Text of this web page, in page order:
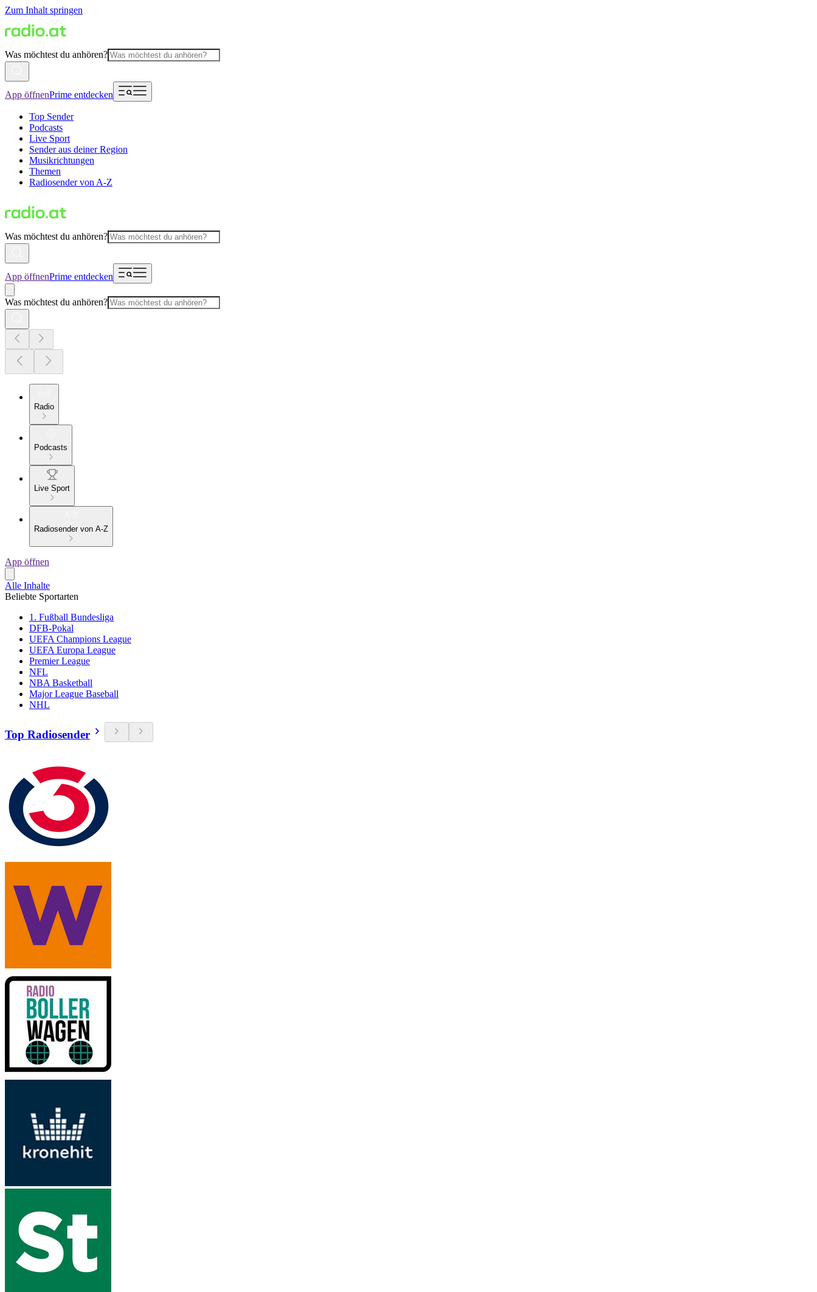
Zum Inhalt springen
Was möchtest du anhören?
App öffnenPrime entdecken
Top Sender
Podcasts
Live Sport
Sender aus deiner Region
Musikrichtungen
Themen
Radiosender von A-Z
Was möchtest du anhören?
App öffnenPrime entdecken
Was möchtest du anhören?
Radio
Podcasts
Live Sport
Radiosender von A-Z
App öffnen
Alle Inhalte
Beliebte Sportarten
1. Fußball Bundesliga
DFB-Pokal
UEFA Champions League
UEFA Europa League
Premier League
NFL
NBA Basketball
Major League Baseball
NHL
Top Radiosender